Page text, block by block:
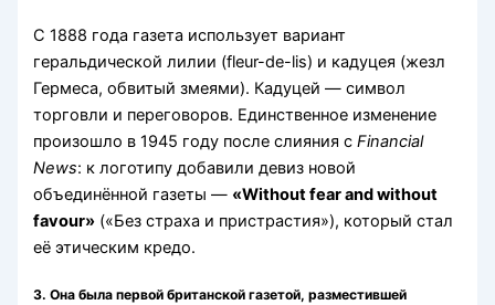
С 1888 года газета использует вариант
геральдической лилии (fleur-de-lis) и кадуцея (жезл
Гермеса, обвитый змеями). Кадуцей — символ
торговли и переговоров. Единственное изменение
произошло в 1945 году после слияния сFinancial
News: к логотипу добавили девиз новой
объединённой газеты — «Without fear and without
favour» («Без страха и пристрастия»), который стал
её этическим кредо.
3.Она была первой британской газетой, разместившей